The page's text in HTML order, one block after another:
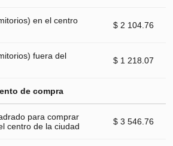
en el centro
$ 2 104.76
fuera del
$ 1 218.07
de compra
para comprar
centro de la ciudad
$ 3 546.76